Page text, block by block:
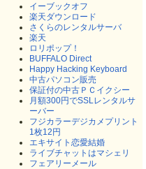
イーブックオフ
楽天ダウンロード
さくらのレンタルサーバ
楽天
ロリポップ！
BUFFALO Direct
Happy Hacking Keyboard
中古パソコン販売
保証付の中古ＰＣイクシー
月額300円でSSLレンタルサ
ーバー
フジカラーデジカメプリント
1枚12円
エキサイト恋愛結婚
ライブチャットはマシェリ
フェアリーメール